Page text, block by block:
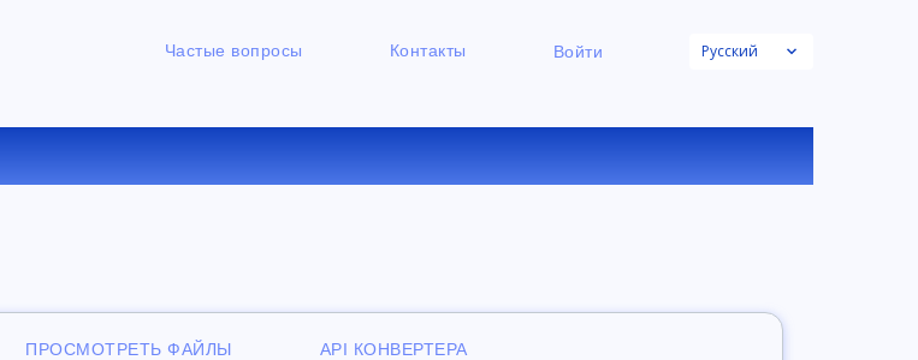
Частые вопросы Контакты Войти Русский
OGV В FLAC ОНЛАЙН
ПРОСМОТРЕТЬ ФАЙЛЫ API КОНВЕРТЕРА